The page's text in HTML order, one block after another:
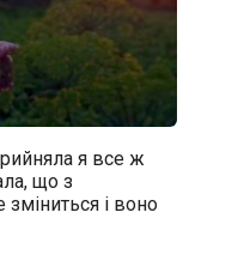
я все ж
що з
і воно